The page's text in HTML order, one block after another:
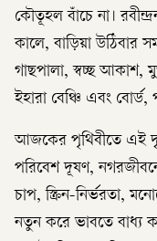
কৌতূহল বাঁচে না।
কালে, বাড়িয়া উঠিবার
গাছপালা, স্বচ্ছ আকাশ,
ইহারা বেঞ্চি এবং
আজকের পৃথিবীতে এই
পরিবেশ দূষণ,
চাপ, স্ক্রিন-নির্ভরতা,
নতুন করে ভাবতে বাধ্য